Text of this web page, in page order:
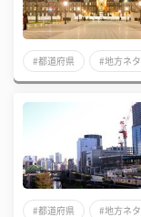
#都道府県 #地方ネタ
#都道府県 #地方ネタ